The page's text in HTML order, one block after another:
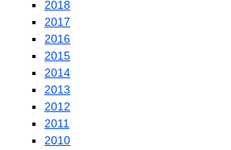
2018
2017
2016
2015
2014
2013
2012
2011
2010